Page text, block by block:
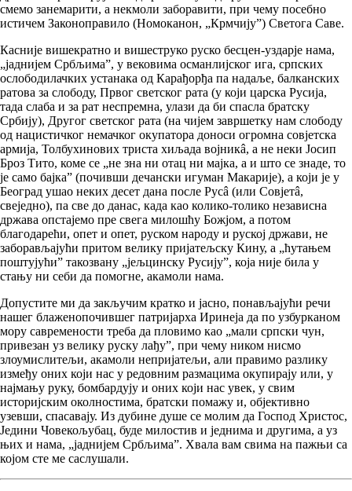
смемо занемарити, а некмоли заборавити, при чему посебно
истичем Законоправило (Номоканон, „Крмчију”) Светога Саве.
Касније вишекратно и вишеструко руско бесцен-уздарје нама,
„јаднијем Србљима”, у вековима османлијског ига, српских
ослободилачких устанака од Карађорђа па надаље, балканских
ратова за слободу, Првог светског рата (у који царска Русија,
тада слаба и за рат неспремна, улази да би спасла братску
Србију), Другог светског рата (на чијем завршетку нам слободу
од нацистичког немачког окупатора доноси огромна совјетска
армија, Толбухинових триста хиљада војникâ, а не неки Јосип
Броз Тито, коме се „не зна ни отац ни мајка, а и што се знаде, то
је само бајка” (почивши дечански игуман Макарије), а који је у
Београд ушао неких десет дана после Русâ (или Совјетâ,
свеједно), па све до данас, када као колико-толико независна
држава опстајемо пре свега милошћу Божјом, а потом
благодарећи, опет и опет, руском народу и руској држави, не
заборављајући притом велику пријатељску Кину, а „ћутањем
поштујући” такозвану „јељцинску Русију”, која није била у
стању ни себи да помогне, акамоли нама.
Допустите ми да закључим кратко и јасно, понављајући речи
нашег блаженопочившег патријарха Иринеја да по узбурканом
мору савремености треба да пловимо као „мали српски чун,
привезан уз велику руску лађу”, при чему ником нисмо
злоумислитељи, акамоли непријатељи, али правимо разлику
између оних који нас у редовним размацима окупирају или, у
најмању руку, бомбардују и оних који нас увек, у свим
историјским околностима, братски помажу и, објективно
узевши, спасавају. Из дубине душе се молим да Господ Христос,
Једини Човекољубац, буде милостив и једнима и другима, а уз
њих и нама, „јаднијем Србљима”. Хвала вам свима на пажњи са
којом сте ме саслушали.